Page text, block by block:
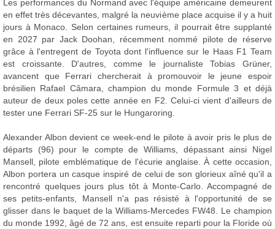
Les performances du Normand avec l'équipe américaine demeurent
en effet très décevantes, malgré la neuvième place acquise il y a huit
jours à Monaco. Selon certaines rumeurs, il pourrait être supplanté
en 2027 par Jack Doohan, récemment nommé pilote de réserve
grâce à l'entregent de Toyota dont l'influence sur le Haas F1 Team
est croissante. D'autres, comme le journaliste Tobias Grüner,
avancent que Ferrari chercherait à promouvoir le jeune espoir
brésilien Rafael Câmara, champion du monde Formule 3 et déjà
auteur de deux poles cette année en F2. Celui-ci vient d'ailleurs de
tester une Ferrari SF-25 sur le Hungaroring.
Alexander Albon devient ce week-end le pilote à avoir pris le plus de
départs (96) pour le compte de Williams, dépassant ainsi Nigel
Mansell, pilote emblématique de l'écurie anglaise. À cette occasion,
Albon portera un casque inspiré de celui de son glorieux aîné qu'il a
rencontré quelques jours plus tôt à Monte-Carlo. Accompagné de
ses petits-enfants, Mansell n'a pas résisté à l'opportunité de se
glisser dans le baquet de la Williams-Mercedes FW48. Le champion
du monde 1992, âgé de 72 ans, est ensuite reparti pour la Floride où